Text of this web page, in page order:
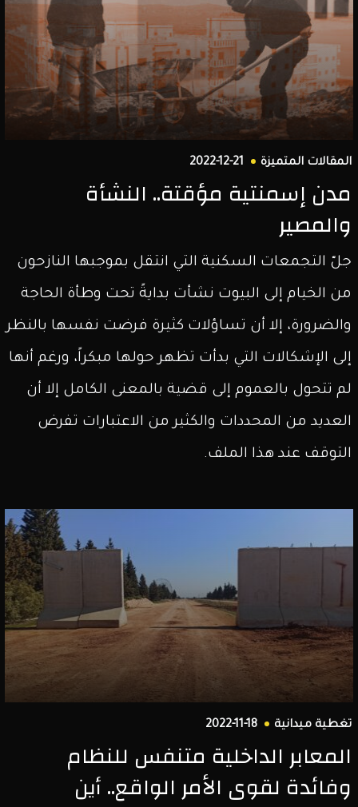
المقالات المتميزة 2022-12-21
مدن إسمنتية مؤقتة.. النشأة
والمصير
جلّ التجمعات السكنية التي انتقل بموجبها النازحون
من الخيام إلى البيوت نشأت بدايةً تحت وطأة الحاجة
والضرورة، إلا أن تساؤلات كثيرة فرضت نفسها بالنظر
إلى الإشكالات التي بدأت تظهر حولها مبكراً، ورغم أنها
لم تتحول بالعموم إلى قضية بالمعنى الكامل إلا أن
العديد من المحددات والكثير من الاعتبارات تفرض
التوقف عند هذا الملف.
تغطية ميدانية 2022-11-18
المعابر الداخلية متنفس للنظام
وفائدة لقوى الأمر الواقع.. أين